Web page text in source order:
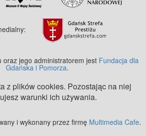
oraz jego administratorem jest Fundacja dla
Gdańska i Pomorza.
z plików cookies. Pozostając na niej
warunki ich używania.
i wykonany przez firmę Multimedia Cafe.